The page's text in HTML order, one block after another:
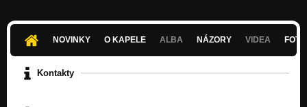
NOVINKY O KAPELE ALBA NÁZORY VIDEA
Kontakty